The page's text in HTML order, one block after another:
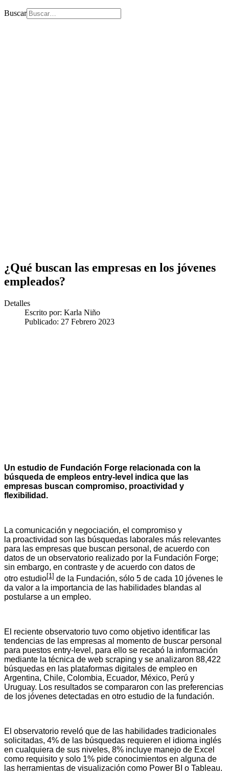
Buscar
¿Qué buscan las empresas en los jóvenes
empleados?
Detalles
Escrito por: Karla Niño
Publicado: 27 Febrero 2023
Un estudio de Fundación Forge relacionada con la
búsqueda de empleos entry-level indica que las
empresas buscan compromiso, proactividad y
flexibilidad.
La comunicación y negociación, el compromiso y
la proactividad son las búsquedas laborales más relevantes
para las empresas que buscan personal, de acuerdo con
datos de un observatorio realizado por la Fundación Forge;
sin embargo, en contraste y de acuerdo con datos de
otro estudio[1] de la Fundación, sólo 5 de cada 10 jóvenes le
da valor a la importancia de las habilidades blandas al
postularse a un empleo.
El reciente observatorio tuvo como objetivo identificar las
tendencias de las empresas al momento de buscar personal
para puestos entry-level, para ello se recabó la información
mediante la técnica de web scraping y se analizaron 88,422
búsquedas en las plataformas digitales de empleo en
Argentina, Chile, Colombia, Ecuador, México, Perú y
Uruguay. Los resultados se compararon con las preferencias
de los jóvenes detectadas en otro estudio de la fundación.
El observatorio reveló que de las habilidades tradicionales
solicitadas, 4% de las búsquedas requieren el idioma inglés
en cualquiera de sus niveles, 8% incluye manejo de Excel
como requisito y solo 1% pide conocimientos en alguna de
las herramientas de visualización como Power BI o Tableau.